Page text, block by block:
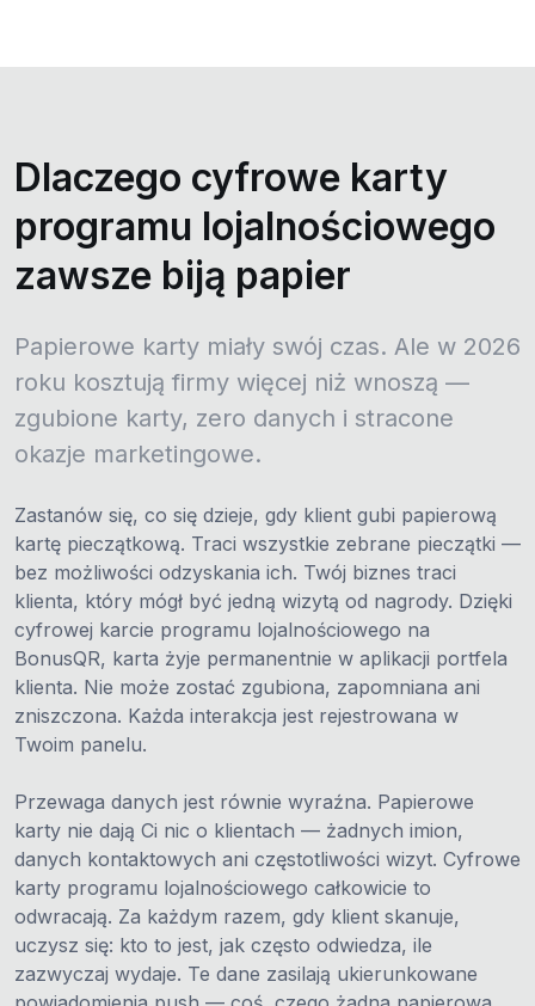
Dlaczego cyfrowe karty
programu lojalnościowego
zawsze biją papier
Papierowe karty miały swój czas. Ale w 2026
roku kosztują firmy więcej niż wnoszą —
zgubione karty, zero danych i stracone
okazje marketingowe.
Zastanów się, co się dzieje, gdy klient gubi papierową
kartę pieczątkową. Traci wszystkie zebrane pieczątki —
bez możliwości odzyskania ich. Twój biznes traci
klienta, który mógł być jedną wizytą od nagrody. Dzięki
cyfrowej karcie programu lojalnościowego na
BonusQR, karta żyje permanentnie w aplikacji portfela
klienta. Nie może zostać zgubiona, zapomniana ani
zniszczona. Każda interakcja jest rejestrowana w
Twoim panelu.
Przewaga danych jest równie wyraźna. Papierowe
karty nie dają Ci nic o klientach — żadnych imion,
danych kontaktowych ani częstotliwości wizyt. Cyfrowe
karty programu lojalnościowego całkowicie to
odwracają. Za każdym razem, gdy klient skanuje,
uczysz się: kto to jest, jak często odwiedza, ile
zazwyczaj wydaje. Te dane zasilają ukierunkowane